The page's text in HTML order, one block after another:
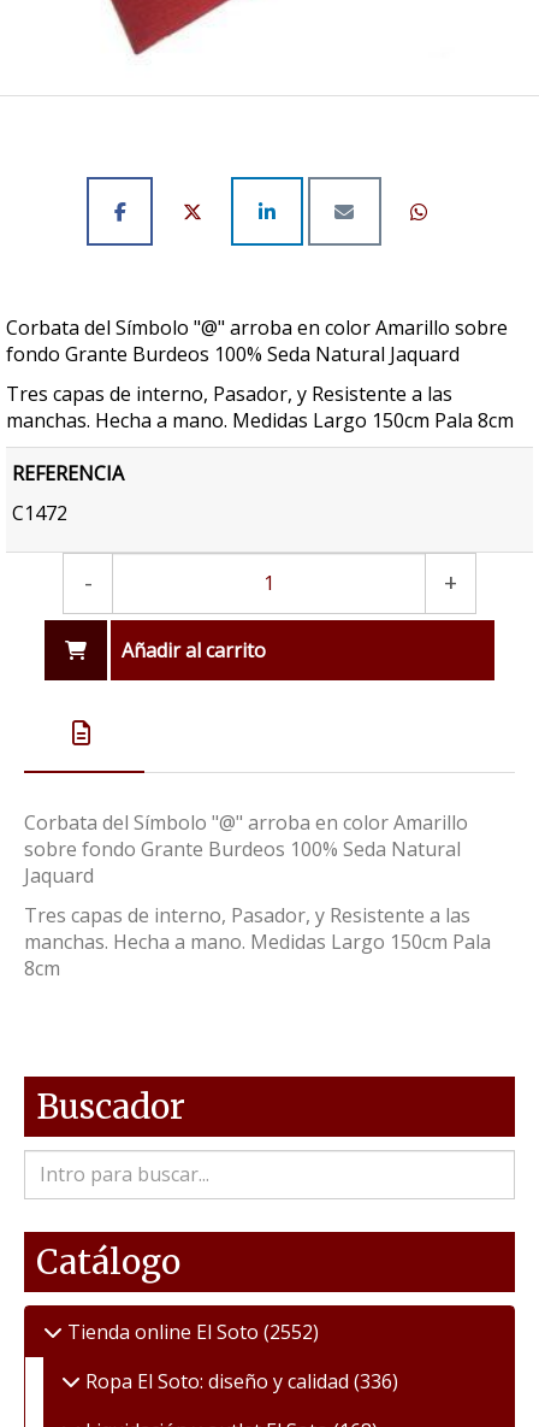
Corbata del Símbolo "@" arroba en color Amarillo sobre
fondo Grante Burdeos 100% Seda Natural Jaquard
Tres capas de interno, Pasador, y Resistente a las
manchas. Hecha a mano. Medidas Largo 150cm Pala 8cm
REFERENCIA
C1472
- +
Añadir al carrito
Corbata del Símbolo "@" arroba en color Amarillo
sobre fondo Grante Burdeos 100% Seda Natural
Jaquard
Tres capas de interno, Pasador, y Resistente a las
manchas. Hecha a mano. Medidas Largo 150cm Pala
8cm
Buscador
Catálogo
Tienda online El Soto (2552)
Ropa El Soto: diseño y calidad (336)